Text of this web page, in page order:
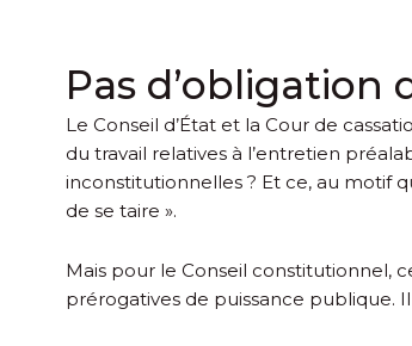
Pas d’obligation
Le Conseil d’État et la Cour de
du travail relatives à l’entretien
inconstitutionnelles ? Et ce, au motif
de se taire ».
Mais pour le Conseil constitutionnel,
prérogatives de puissance publique.